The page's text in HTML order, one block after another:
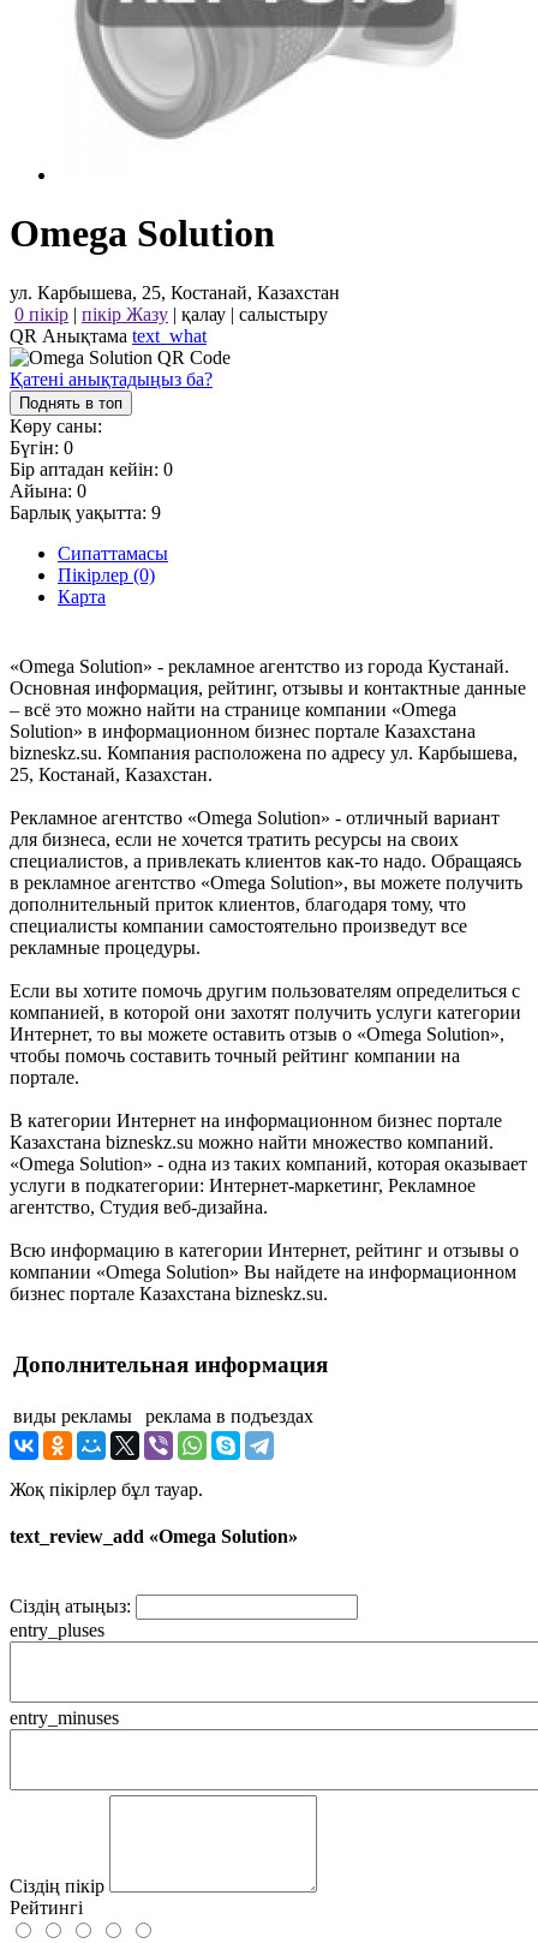
Omega Solution
ул. Карбышева, 25, Костанай, Казахстан
0 пікір | пікір Жазу | қалау | салыстыру
QR Анықтама text_what
Қатені анықтадыңыз ба?
Поднять в топ
Көру саны:
Бүгін: 0
Бір аптадан кейін: 0
Айына: 0
Барлық уақытта: 9
Сипаттамасы
Пікірлер (0)
Карта
«Omega Solution» - рекламное агентство из города Кустанай.
Основная информация, рейтинг, отзывы и контактные данные
– всё это можно найти на странице компании «Omega
Solution» в информационном бизнес портале Казахстана
bizneskz.su. Компания расположена по адресу ул. Карбышева,
25, Костанай, Казахстан.
Рекламное агентство «Omega Solution» - отличный вариант
для бизнеса, если не хочется тратить ресурсы на своих
специалистов, а привлекать клиентов как-то надо. Обращаясь
в рекламное агентство «Omega Solution», вы можете получить
дополнительный приток клиентов, благодаря тому, что
специалисты компании самостоятельно произведут все
рекламные процедуры.
Если вы хотите помочь другим пользователям определиться с
компанией, в которой они захотят получить услуги категории
Интернет, то вы можете оставить отзыв о «Omega Solution»,
чтобы помочь составить точный рейтинг компании на
портале.
В категории Интернет на информационном бизнес портале
Казахстана bizneskz.su можно найти множество компаний.
«Omega Solution» - одна из таких компаний, которая оказывает
услуги в подкатегории: Интернет-маркетинг, Рекламное
агентство, Студия веб-дизайна.
Всю информацию в категории Интернет, рейтинг и отзывы о
компании «Omega Solution» Вы найдете на информационном
бизнес портале Казахстана bizneskz.su.
Дополнительная информация
виды рекламы реклама в подъездах
Жоқ пікірлер бұл тауар.
text_review_add «Omega Solution»
Сіздің атыңыз:
entry_pluses
entry_minuses
Сіздің пікір
Рейтингі